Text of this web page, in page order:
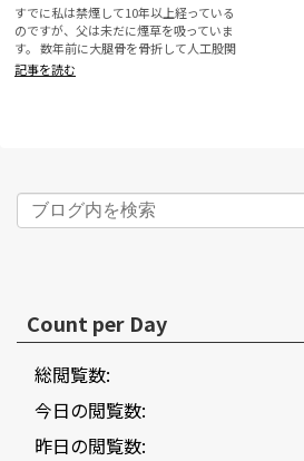
すでに私は禁煙して10年以上経っている
のですが、父は未だに煙草を吸っていま
す。 数年前に大腿骨を骨折して人工股関
節となってから...
記事を読む
Count per Day
総閲覧数:
今日の閲覧数:
昨日の閲覧数: